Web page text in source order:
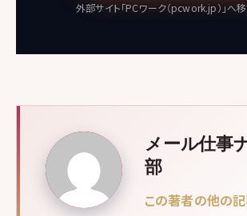
外部サイト「PCワーク（pcwork.jp）」へ
メール仕事
部
この著者の他の